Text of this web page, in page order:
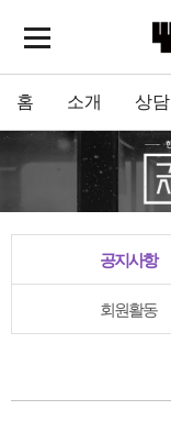
홈 소개 상담
공지사항
회원활동